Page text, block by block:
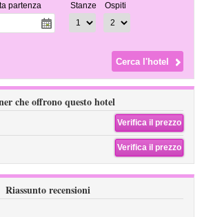
partenza Stanze Ospiti
che offrono questo hotel
Verifica il prezzo
Verifica il prezzo
Riassunto recensioni